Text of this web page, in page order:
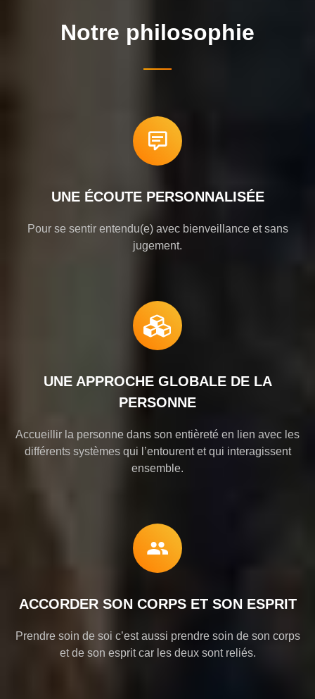
Notre philosophie
UNE ÉCOUTE PERSONNALISÉE
Pour se sentir entendu(e) avec bienveillance et sans
jugement.
UNE APPROCHE GLOBALE DE LA
PERSONNE
Accueillir la personne dans son entièreté en lien avec les
différents systèmes qui l’entourent et qui interagissent
ensemble.
ACCORDER SON CORPS ET SON ESPRIT
Prendre soin de soi c’est aussi prendre soin de son corps
et de son esprit car les deux sont reliés.